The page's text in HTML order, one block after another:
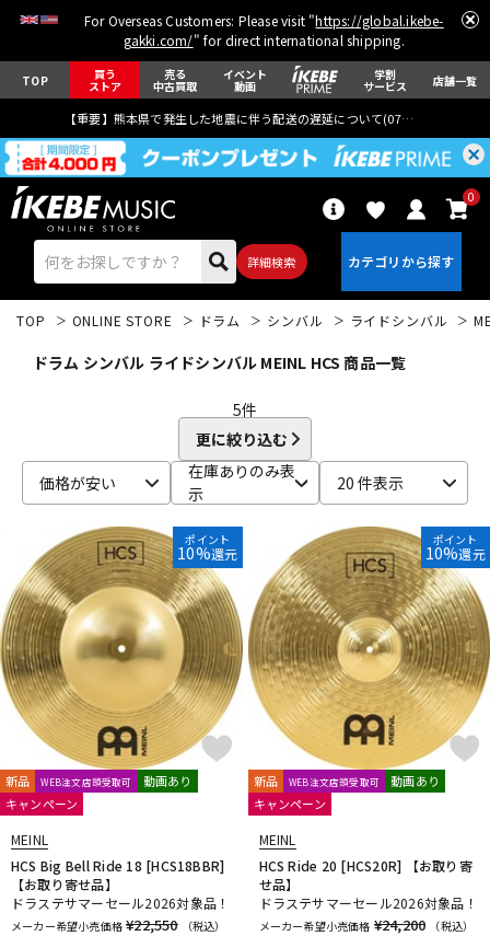
For Overseas Customers: Please visit "https://global.ikebe-
gakki.com/" for direct international shipping.
TOP 買う
ストア
売る
中古買取
イベント
動画
学割
サービス 店舗一覧
【重要】熊本県で発生した地震に伴う配送の遅延について(07月29日
詳細検索
0
ベース ウクレレ
ドラム パーカッション
電子ピアノ
管楽器 その他楽器
DJ機器 DTM
TOP ONLINE STORE ドラム シンバル ライドシンバル
ドラム シンバル ライドシンバル MEINL HCS 商品一覧
5件
更に絞り込む
価格が安い
在庫ありのみ表
示
20 件表示
ポイント
10%還元
新品 WEB注文店頭受取可
動画あり
キャンペーン
MEINL
HCS Big Bell Ride 18 [HCS18BBR]
【お取り寄せ品】
ドラステサマーセール2026対象品！
メーカー希望小売価格 ¥22,550
（税込）
ポイント
10%還元
新品 WEB注文店頭受取可
動画あり
キャンペーン
MEINL
HCS Ride 20 [HCS20R] 【お取り寄
せ品】
ドラステサマーセール2026対象品！
メーカー希望小売価格 ¥24,200
（税込）